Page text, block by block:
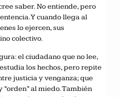
saber. No entiende, pero
Y cuando llega al
lo ejercen, sus
colectivo.
el ciudadano que no lee,
los hechos, pero repite
justicia y venganza; que
“orden” al miedo. También